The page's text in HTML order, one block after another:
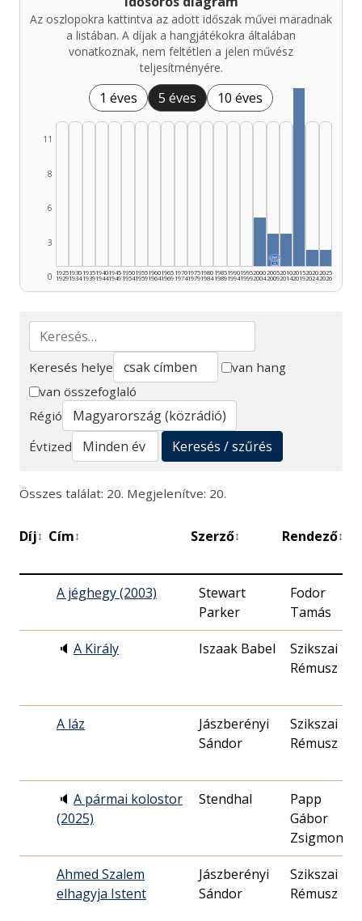
Az oszlopokra kattintva az adott időszak művei maradnak
a listában. A díjak a hangjátékokra általában
vonatkoznak, nem feltétlen a jelen művész
teljesítményére.
1 éves 5 éves 10 éves
0
3
6
8
11
1925
1929
1930
1934
1935
1939
1940
1944
1945
1949
1950
1954
1955
1959
1960
1964
1965
1969
1970
1974
1975
1979
1980
1984
1985
1989
1990
1994
1995
1999
2000
2004
🏆
2005
2009
2010
2014
2015
2019
2020
2024
2025
2026
Keresés
Keresés helye
van hang
van összefoglaló
Régió
Évtized
Keresés / szűrés
Összes találat: 20. Megjelenítve: 20.
Díj↕ Cím↕ Szerző↕ Rendező↕
A jéghegy (2003)
Stewart
Parker
Fodor
Tamás
🔈 A Király Iszaak Babel
Szikszai
Rémusz
A láz
Jászberényi
Sándor
Szikszai
Rémusz
🔈 A pármai kolostor
(2025)
Stendhal
Papp
Gábor
Zsigmond
Ahmed Szalem
elhagyja Istent
Jászberényi
Sándor
Szikszai
Rémusz